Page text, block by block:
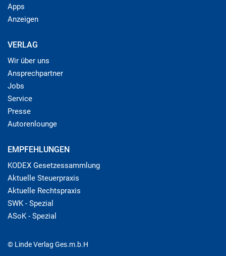
Apps
Anzeigen
VERLAG
Wir über uns
Ansprechpartner
Jobs
Service
Presse
Autorenlounge
EMPFEHLUNGEN
KODEX Gesetzessammlung
Aktuelle Steuerpraxis
Aktuelle Rechtspraxis
SWK - Spezial
ASoK - Spezial
© Linde Verlag Ges.m.b.H